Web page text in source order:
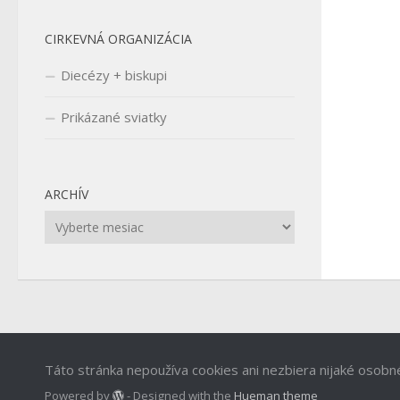
CIRKEVNÁ ORGANIZÁCIA
Diecézy + biskupi
Prikázané sviatky
ARCHÍV
Archív
Táto stránka nepoužíva cookies ani nezbiera nijaké
Powered by - Designed with the Hueman theme